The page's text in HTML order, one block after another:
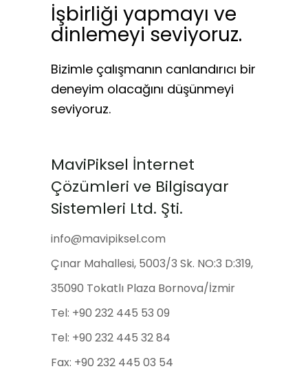
İşbirliği yapmayı ve
dinlemeyi seviyoruz.
Bizimle çalışmanın canlandırıcı bir
deneyim olacağını düşünmeyi
seviyoruz.
MaviPiksel İnternet
Çözümleri ve Bilgisayar
Sistemleri Ltd. Şti.
info@mavipiksel.com
Çınar Mahallesi, 5003/3 Sk. NO:3 D:319,
35090 Tokatlı Plaza Bornova/İzmir
Tel: +90 232 445 53 09
Tel: +90 232 445 32 84
Fax: +90 232 445 03 54